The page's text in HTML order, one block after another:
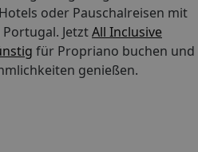
oder Pauschalreisen mit
Portugal. JetztAll Inclusive
für Propriano buchen und
genießen.